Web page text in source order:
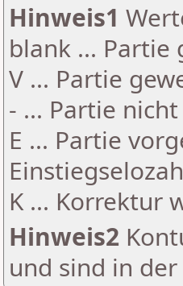
Hinweis1
blank ...
V ... Partie
- ... Partie
E ... Partie
K ... Korrektur
Hinweis2
und sind in